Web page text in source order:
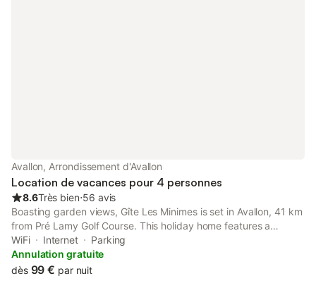
Avallon, Arrondissement d'Avallon
Location de vacances pour 4 personnes
8.6Très bien⋅56 avis
Boasting garden views, Gîte Les Minimes is set in Avallon, 41 km
from Pré Lamy Golf Course. This holiday home features a
garden. The property is non-smoking and is situated 17 km from
Vézelay Basilica.
WiFi Internet
Parking
Annulation gratuite
dès 99 € par nuit